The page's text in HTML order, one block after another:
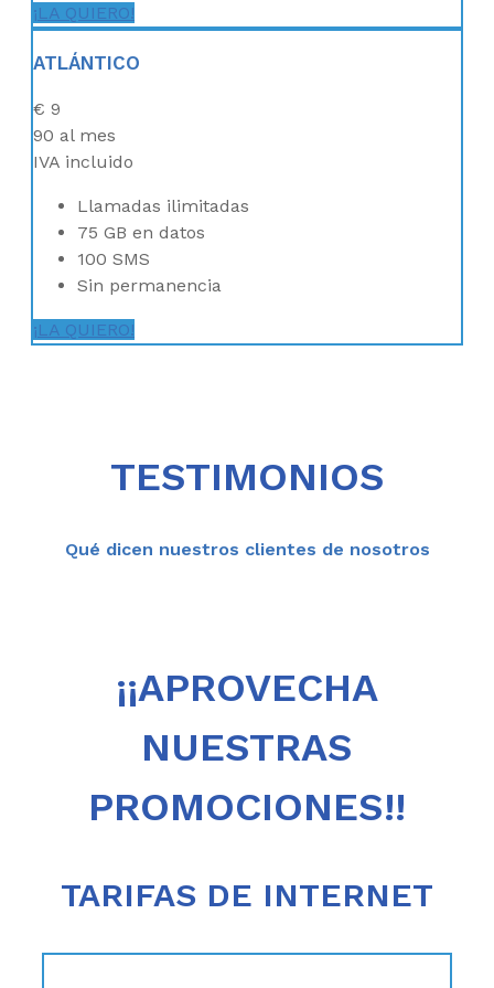
¡LA QUIERO!
ATLÁNTICO
€ 9
90 al mes
IVA incluido
Llamadas ilimitadas
75 GB en datos
100 SMS
Sin permanencia
¡LA QUIERO!
TESTIMONIOS
Qué dicen nuestros clientes de nosotros
¡¡APROVECHA
NUESTRAS
PROMOCIONES!!
TARIFAS DE INTERNET